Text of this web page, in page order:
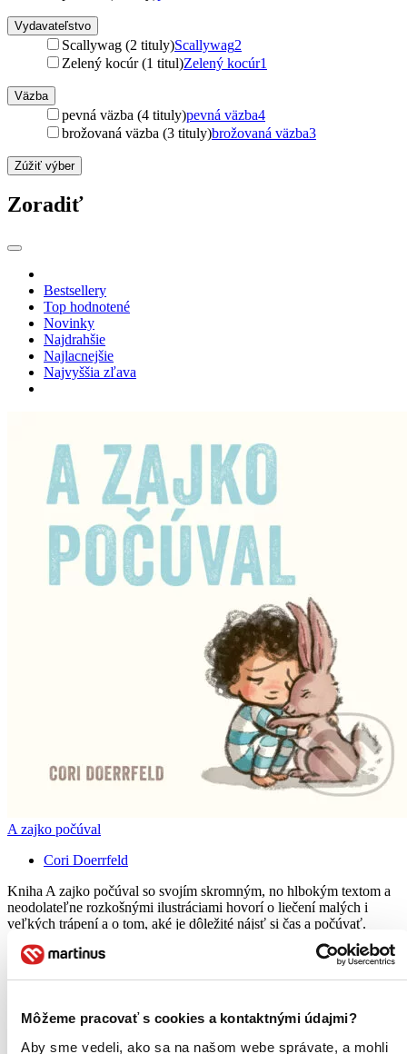
Môžeme pracovať s cookies a kontaktnými údajmi?
Aby sme vedeli, ako sa na našom webe správate, a mohli
Vydavateľstvo
Scallywag (2 tituly)Scallywag2
Zelený kocúr (1 titul)Zelený kocúr1
Väzba
pevná väzba (4 tituly)pevná väzba4
brožovaná väzba (3 tituly)brožovaná väzba3
Zúžiť výber
Zoradiť
Bestsellery
Top hodnotené
Novinky
Najdrahšie
Najlacnejšie
Najvyššia zľava
A zajko počúval
Cori Doerrfeld
Kniha A zajko počúval so svojím skromným, no hlbokým textom a
neodolateľne rozkošnými ilustráciami hovorí o liečení malých i
veľkých trápení a o tom, aké je dôležité nájsť si čas a počúvať.
Knihapevná väzba
okamžite! Ak si ju objednáte do 13:00 v pracovný deň,